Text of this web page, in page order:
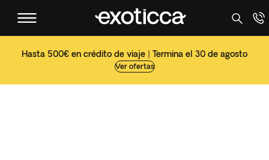
Hasta 500€ en crédito de viaje | Termina el 30 de agosto
Ver ofertas